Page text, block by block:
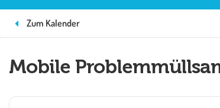
Zum Kalender
Mobile